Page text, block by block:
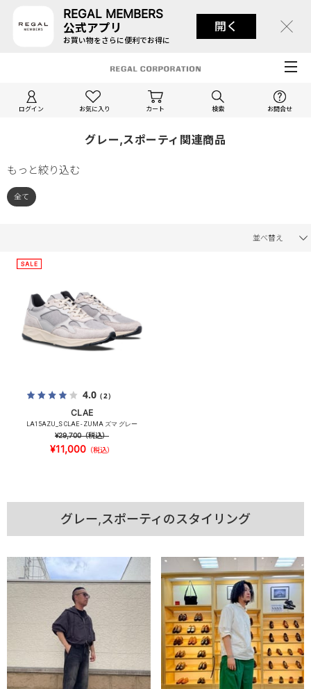
REGAL MEMBERS
公式アプリ
お買い物をさらに便利でお得に
開く
ログイン お気に入り カート 検索 お問合せ
グレー,スポーティ関連商品
もっと絞り込む
全て
並べ替え
4.0（2）
CLAE
LA15AZU_S CLAE - ZUMA ズマ グレー
¥29,700（税込）
¥11,000 （税込）
グレー,スポーティのスタイリング